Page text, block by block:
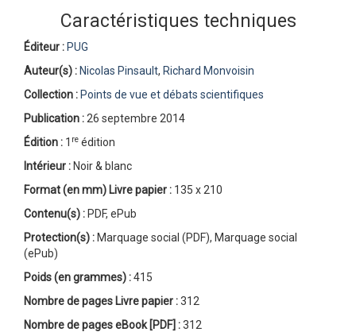
Caractéristiques techniques
Éditeur : PUG
Auteur(s) : Nicolas Pinsault, Richard Monvoisin
Collection : Points de vue et débats scientifiques
Publication : 26 septembre 2014
Édition : 1 re édition
Intérieur : Noir & blanc
Format (en mm) Livre papier : 135 x 210
Contenu(s) : PDF, ePub
Protection(s) : Marquage social (PDF), Marquage social
(ePub)
Poids (en grammes) :415
Nombre de pages Livre papier :312
Nombre de pageseBook [PDF] :312